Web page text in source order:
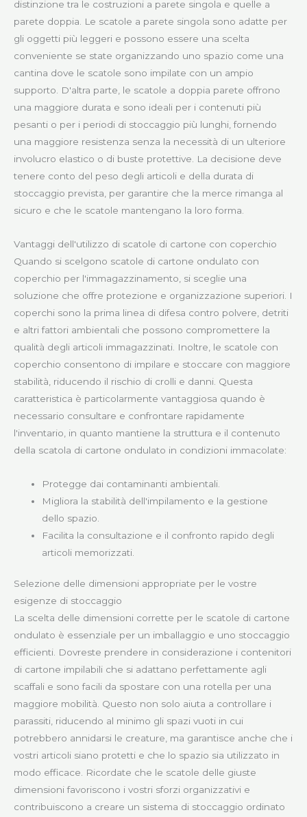
distinzione tra le costruzioni a parete singola e quelle a
parete doppia. Le scatole a parete singola sono adatte per
gli oggetti più leggeri e possono essere una scelta
conveniente se state organizzando uno spazio come una
cantina dove le scatole sono impilate con un ampio
supporto. D'altra parte, le scatole a doppia parete offrono
una maggiore durata e sono ideali per i contenuti più
pesanti o per i periodi di stoccaggio più lunghi, fornendo
una maggiore resistenza senza la necessità di un ulteriore
involucro elastico o di buste protettive. La decisione deve
tenere conto del peso degli articoli e della durata di
stoccaggio prevista, per garantire che la merce rimanga al
sicuro e che le scatole mantengano la loro forma.
Vantaggi dell'utilizzo di scatole di cartone con coperchio
Quando si scelgono scatole di cartone ondulato con
coperchio per l'immagazzinamento, si sceglie una
soluzione che offre protezione e organizzazione superiori. I
coperchi sono la prima linea di difesa contro polvere, detriti
e altri fattori ambientali che possono compromettere la
qualità degli articoli immagazzinati. Inoltre, le scatole con
coperchio consentono di impilare e stoccare con maggiore
stabilità, riducendo il rischio di crolli e danni. Questa
caratteristica è particolarmente vantaggiosa quando è
necessario consultare e confrontare rapidamente
l'inventario, in quanto mantiene la struttura e il contenuto
della scatola di cartone ondulato in condizioni immacolate:
Protegge dai contaminanti ambientali.
Migliora la stabilità dell'impilamento e la gestione
dello spazio.
Facilita la consultazione e il confronto rapido degli
articoli memorizzati.
Selezione delle dimensioni appropriate per le vostre
esigenze di stoccaggio
La scelta delle dimensioni corrette per le scatole di cartone
ondulato è essenziale per un imballaggio e uno stoccaggio
efficienti. Dovreste prendere in considerazione i contenitori
di cartone impilabili che si adattano perfettamente agli
scaffali e sono facili da spostare con una rotella per una
maggiore mobilità. Questo non solo aiuta a controllare i
parassiti, riducendo al minimo gli spazi vuoti in cui
potrebbero annidarsi le creature, ma garantisce anche che i
vostri articoli siano protetti e che lo spazio sia utilizzato in
modo efficace. Ricordate che le scatole delle giuste
dimensioni favoriscono i vostri sforzi organizzativi e
contribuiscono a creare un sistema di stoccaggio ordinato